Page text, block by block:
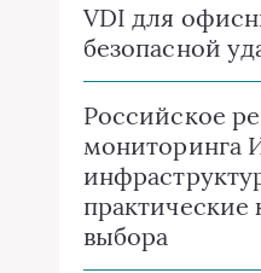
VDI для
безопасной
Российское
мониторинга
практические
выбора